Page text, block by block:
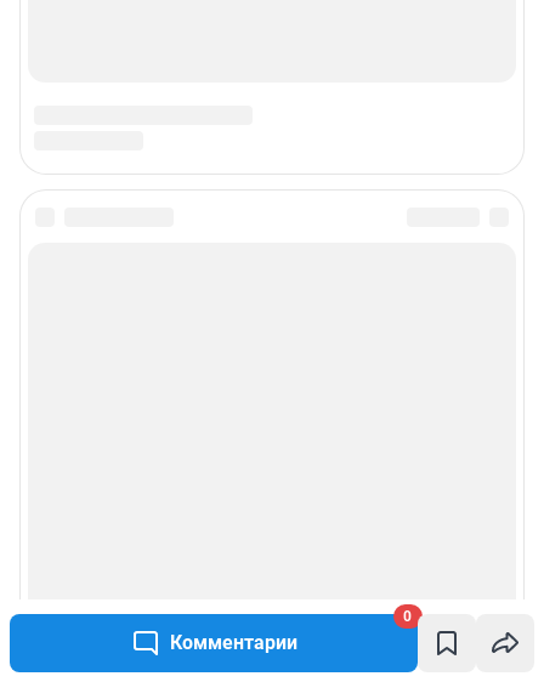
Комментарии
0